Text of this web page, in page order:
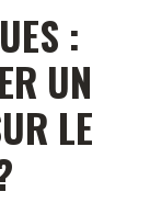
:
UN
LE